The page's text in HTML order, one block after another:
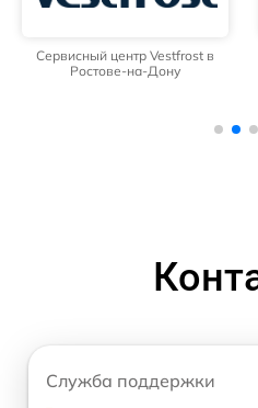
Сервисный центр Vestfrost в
Ростове-на-Дону
Служба поддержки